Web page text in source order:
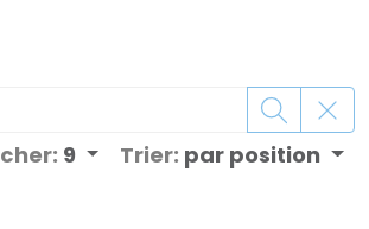
9 Trier: par position